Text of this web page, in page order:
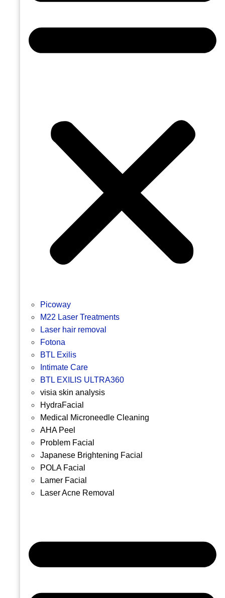
Picoway
M22 Laser Treatments
Laser hair removal
Fotona
BTL Exilis
Intimate Care
BTL EXILIS ULTRA360
visia skin analysis
HydraFacial
Medical Microneedle Cleaning
AHA Peel
Problem Facial
Japanese Brightening Facial
POLA Facial
Lamer Facial
Laser Acne Removal